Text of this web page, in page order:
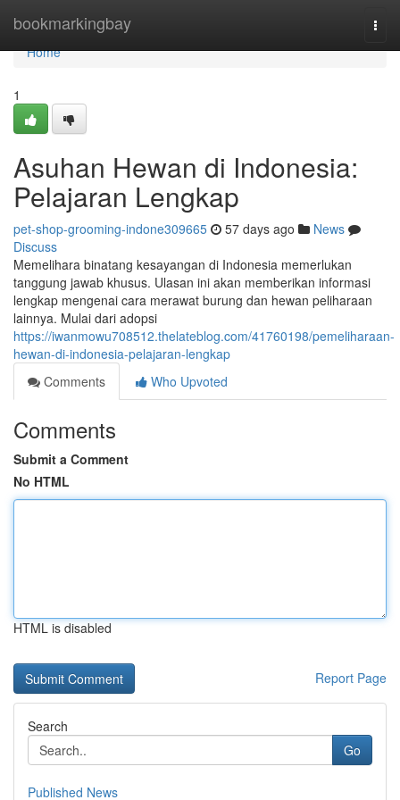
bookmarkingbay
Home
Home
1
Asuhan Hewan di Indonesia:
Pelajaran Lengkap
pet-shop-grooming-indone309665 57 days ago
News
Discuss
Memelihara binatang kesayangan di Indonesia memerlukan
tanggung jawab khusus. Ulasan ini akan memberikan informasi
lengkap mengenai cara merawat burung dan hewan peliharaan
lainnya. Mulai dari adopsi
https://iwanmowu708512.thelateblog.com/41760198/pemeliharaan-
hewan-di-indonesia-pelajaran-lengkap
Comments
Who Upvoted
Comments
Submit a Comment
No HTML
HTML is disabled
Report Page
Search
Go
Published News